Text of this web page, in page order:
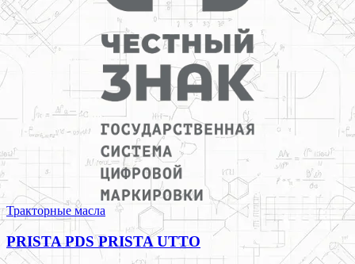
Тракторные масла
PRISTA PDS PRISTA UTTO